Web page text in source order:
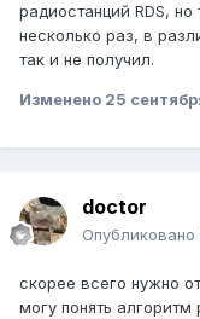
радиостанций RDS,
несколько раз, в
так и не получил.
Изменено 25
doctor
Опубликовано
скорее всего нужно
могу понять алгоритм